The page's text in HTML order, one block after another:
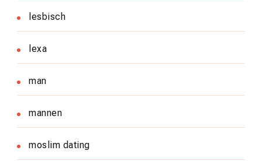
lesbisch
lexa
man
mannen
moslim dating